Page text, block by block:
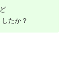
たか？